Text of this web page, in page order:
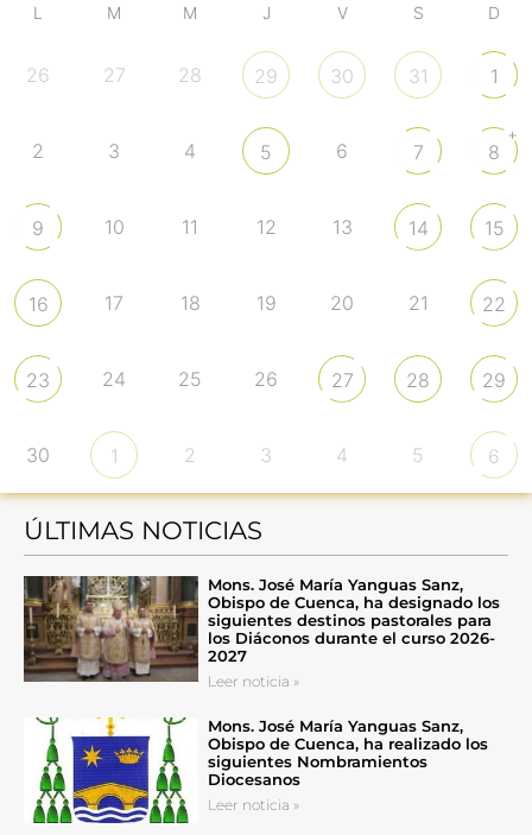
L M M J V S D
26 27 28 29 30 31 1
2 3 4 5 6 7 8
+
9 10 11 12 13 14 15
16 17 18 19 20 21 22
23 24 25 26 27 28 29
30 1 2 3 4 5 6
ÚLTIMAS NOTICIAS
Mons. José María Yanguas Sanz,
Obispo de Cuenca, ha designado los
siguientes destinos pastorales para
los Diáconos durante el curso 2026-
2027
Leer noticia »
Mons. José María Yanguas Sanz,
Obispo de Cuenca, ha realizado los
siguientes Nombramientos
Diocesanos
Leer noticia »